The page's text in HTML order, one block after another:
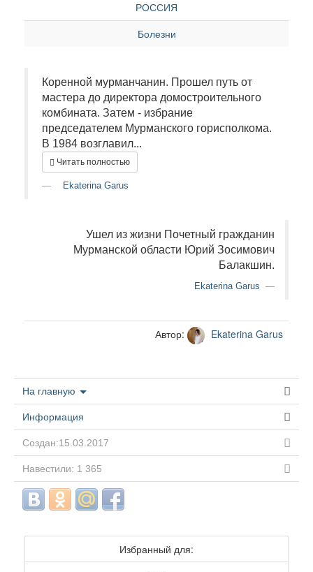
РОССИЯ
Болезни
Коренной мурманчанин. Прошел путь от
мастера до директора домостроительного
комбината. Затем - избрание
председателем Мурманского горисполкома.
В 1984 возглавил...
Читать полностью
Ekaterina Garus
Ушел из жизни Почетный гражданин
Мурманской области Юрий Зосимович
Балакшин.
Ekaterina Garus
Автор: Ekaterina Garus
На главную
Информация
Создан:15.03.2017
Навестили: 1 365
Избранный для: